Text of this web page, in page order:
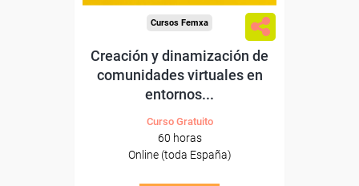
Cursos Femxa
Creación y dinamización de
comunidades virtuales en
entornos...
Curso Gratuito
60 horas
Online (toda España)